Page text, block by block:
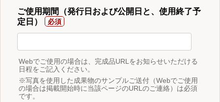
ご使用期間（発行日および公開日と、使用終了予
定日）
Webでご使用の場合は、完成品URLをお知らせいただける
日程をご記入ください。
※写真を使用した成果物のサンプルご送付（Webでご使用
の場合は掲載開始時に当該ページのURLのご連絡）は必須
です。